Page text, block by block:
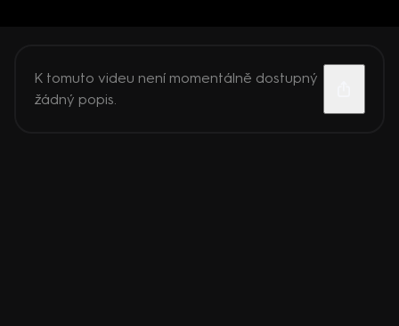
K tomuto videu není momentálně dostupný
žádný popis.